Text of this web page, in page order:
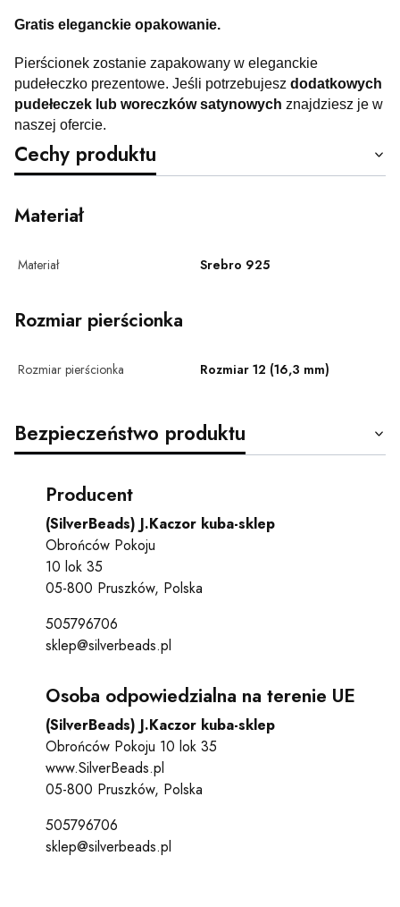
Gratis eleganckie opakowanie.
Pierścionek zostanie zapakowany w eleganckie
pudełeczko prezentowe. Jeśli potrzebujesz dodatkowych
pudełeczek lub woreczków satynowych znajdziesz je w
naszej ofercie.
Cechy produktu
Materiał
Materiał Srebro 925
Rozmiar pierścionka
Rozmiar pierścionka Rozmiar 12 (16,3 mm)
Bezpieczeństwo produktu
Producent
(SilverBeads) J.Kaczor kuba-sklep
Obrońców Pokoju
10 lok 35
05-800 Pruszków, Polska
505796706
sklep@silverbeads.pl
Osoba odpowiedzialna na terenie UE
(SilverBeads) J.Kaczor kuba-sklep
Obrońców Pokoju 10 lok 35
www.SilverBeads.pl
05-800 Pruszków, Polska
505796706
sklep@silverbeads.pl